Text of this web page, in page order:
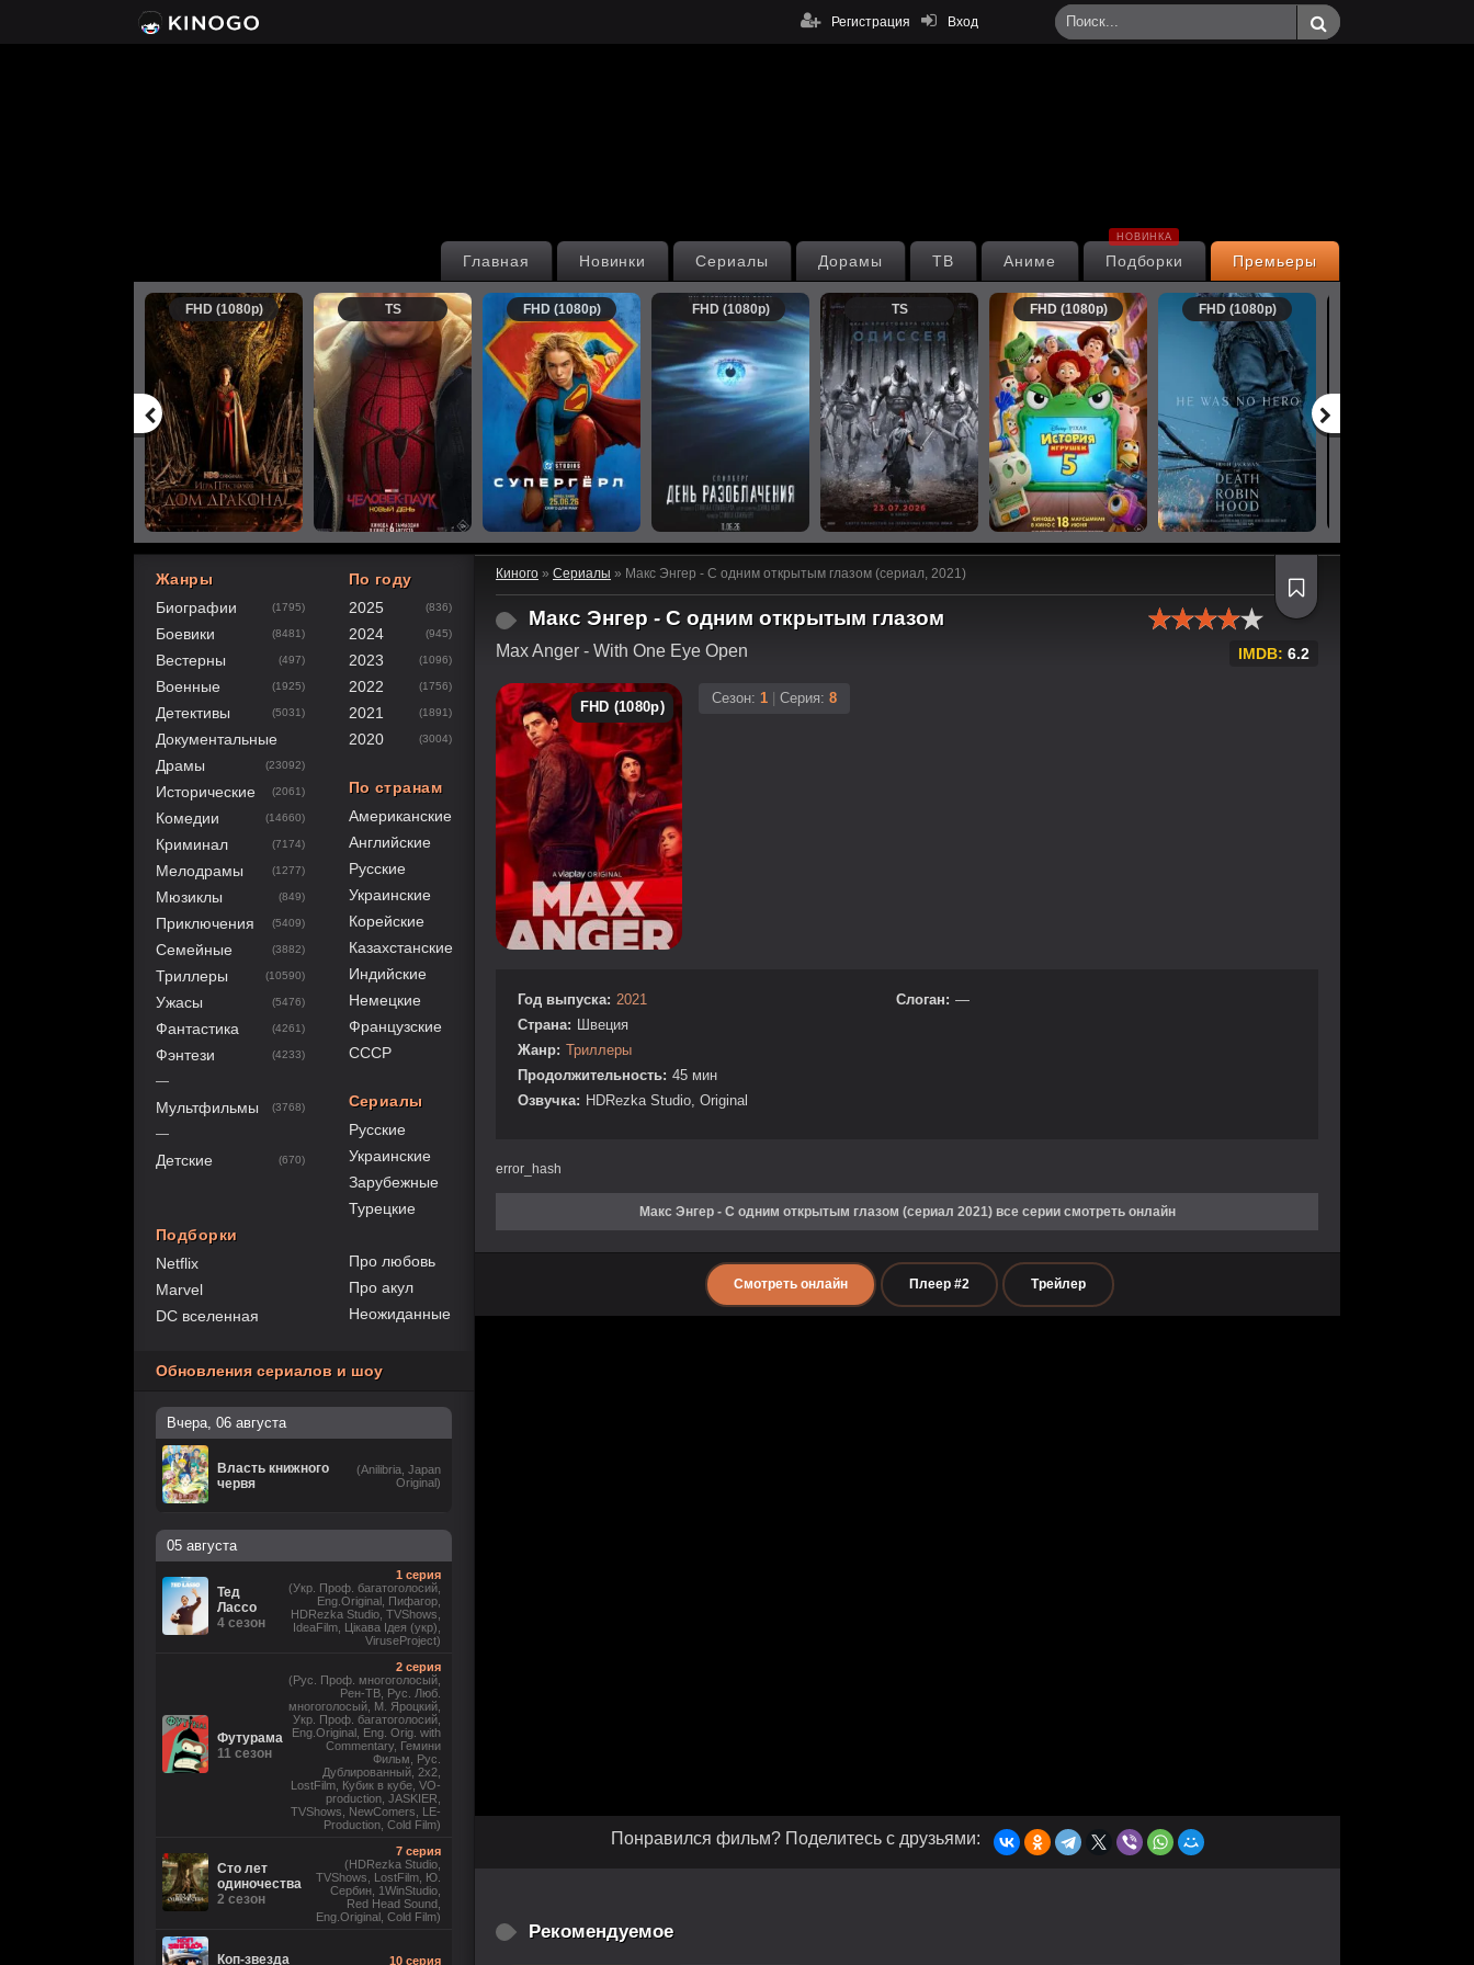
Вход
Регистрация
Премьеры
Подборки
НОВИНКА
Аниме
ТВ
Дорамы
Сериалы
Новинки
Главная
FHD (1080p) TS FHD (1080p) FHD (1080p) TS FHD (1080p) FHD (1080p)
Киного » Сериалы » Макс Энгер - С одним открытым глазом (сериал, 2021)
Макс Энгер - С одним открытым глазом
Max Anger - With One Eye Open
80
1 2 3 4
IMDB: 6.2
FHD (1080p)
Сезон: 1 Серия: 8
Год выпуска: 2021
Страна:
Швеция
Жанр: Триллеры
Продолжительность: 45 мин
Озвучка: HDRezka Studio, Original
Слоган: —
error_hash
Макс Энгер - С одним открытым глазом (сериал 2021) все серии смотреть онлайн
Смотреть онлайн Плеер #2 Трейлер
Понравился фильм? Поделитесь с друзьями:
Рекомендуемое
Жанры
Биографии
(1795)
Боевики (8481)
Вестерны (497)
Военные (1925)
Детективы (5031)
Документальные
Драмы
(23092)
Исторические (2061)
Комедии (14660)
Криминал (7174)
Мелодрамы (1277)
Мюзиклы (849)
Приключения (5409)
Семейные (3882)
Триллеры (10590)
Ужасы (5476)
Фантастика (4261)
Фэнтези (4233)
—
Мультфильмы (3768)
—
Детские (670)
Подборки
Netflix
Marvel
DC вселенная
По году
2025
(836)
2024 (945)
2023 (1096)
2022 (1756)
2021 (1891)
2020 (3004)
По странам
Американские
Английские
Русские
Украинские
Корейские
Казахстанские
Индийские
Немецкие
Французские
СССР
Сериалы
Русские
Украинские
Зарубежные
Турецкие
Про любовь
Про акул
Неожиданные
Обновления сериалов и шоу
Вчера, 06 августа
Власть книжного
червя
(Anilibria, Japan
Original)
05 августа
Тед
Лассо
4 сезон
1 серия
(Укр. Проф. багатоголосий,
Eng.Original, Пифагор,
HDRezka Studio, TVShows,
IdeaFilm, Цікава Ідея (укр),
ViruseProject)
Футурама
11 сезон
2 серия
(Рус. Проф. многоголосый,
Рен-ТВ, Рус. Люб.
многоголосый, М. Яроцкий,
Укр. Проф. багатоголосий,
Eng.Original, Eng. Orig. with
Commentary, Гемини
Фильм, Рус.
Дублированный, 2x2,
LostFilm, Кубик в кубе, VO-
production, JASKIER,
TVShows, NewComers, LE-
Production, Cold Film)
Сто лет
одиночества
2 сезон
7 серия
(HDRezka Studio,
TVShows, LostFilm, Ю.
Сербин, 1WinStudio,
Red Head Sound,
Eng.Original, Cold Film)
Коп-звезда
10 серия